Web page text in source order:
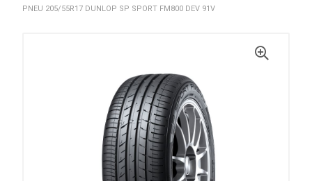
PNEU 205/55R17 DUNLOP SP SPORT FM800 DEV 91V